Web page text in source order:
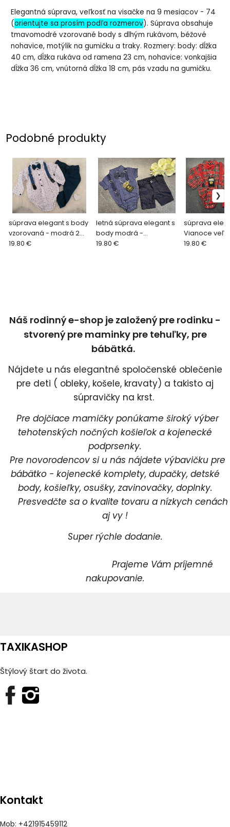
Elegantná súprava, veľkosť na visačke na 9 mesiacov - 74
(orientujte sa prosím podľa rozmerov). Súprava obsahuje
tmavomodré vzorované body s dlhým rukávom, béžové
nohavice, motýlik na gumičku a traky. Rozmery: body: dĺžka
40 cm, dĺžka rukáva od ramena 23 cm, nohavice: vonkajšia
dĺžka 36 cm, vnútorná dĺžka 18 cm, pás vzadu na gumičku.
Podobné produkty
súprava elegant s body
vzorovaná - modrá 2
veľ. 74
19.80 €
letná súprava elegant s
body modrá -
tmavomodrá veľ. na 9-
19.80 €
súprava
Vianoce veľ.
19.80 €
Náš rodinný e-shop je založený pre rodinku -
stvorený pre maminky pre tehuľky, pre
bábätká.
Nájdete u nás elegantné spoločenské oblečenie
pre deti ( obleky, košele, kravaty) a takisto aj
súpravičky na krst.
Pre dojčiace mamičky ponúkame široký výber
tehotenských nočných košieľok a kojenecké
podprsenky.
Pre novorodencov si u nás nájdete výbavičku pre
bábätko - kojenecké komplety, dupačky, detské
body, košieľky, osušky, zavinovačky, doplnky.
Presvedčte sa o kvalite tovaru a nízkych cenách
aj vy !
Super rýchle dodanie.
Prajeme Vám príjemné
nakupovanie.
TAXIKASHOP
Štýlový štart do života.
Kontakt
Mob: +421915459112